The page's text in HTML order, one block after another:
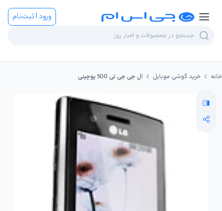
ورود | ثبت‌نام
خانه خرید گوشی موبایل ال جی جی تی 500 پوچینی